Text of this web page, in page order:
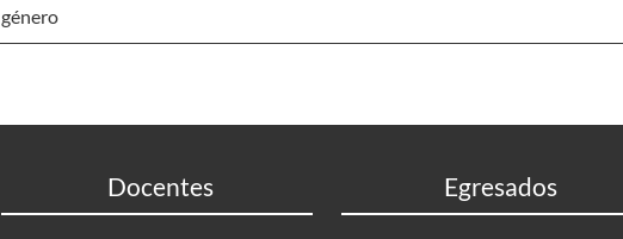
género
Docentes Egresados